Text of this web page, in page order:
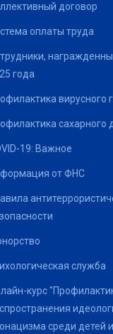
договор
оплаты труда
года
вирусного
сахарного
19: Важное
от ФНС
служба
курс
среди детей